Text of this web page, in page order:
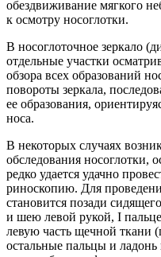
обездвиживание мягкого
к осмотру носоглотки.
В носоглоточное зеркало
отдельные участки
обзора всех образований
повороты зеркала,
ее образования,
носа.
В некоторых случаях
обследования носоглотки,
редко удается удачно
риноскопию. Для
становится позади
и шею левой рукой, I
левую часть щечной ткани
остальные пальцы и